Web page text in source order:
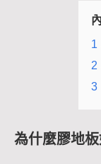
1
2
3
為什麼膠地